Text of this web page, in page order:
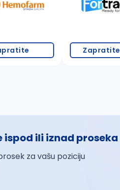
Zapratite
ili iznad proseka
za vašu poziciju